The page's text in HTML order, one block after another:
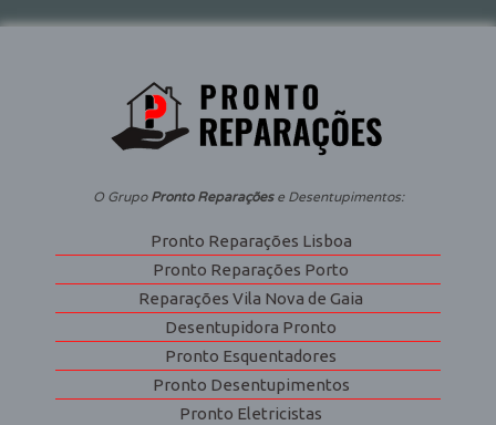
O Grupo Pronto Reparaçõese Desentupimentos:
Pronto Reparações Lisboa
Pronto Reparações Porto
Reparações Vila Nova de Gaia
Desentupidora Pronto
Pronto Esquentadores
Pronto Desentupimentos
Pronto Eletricistas